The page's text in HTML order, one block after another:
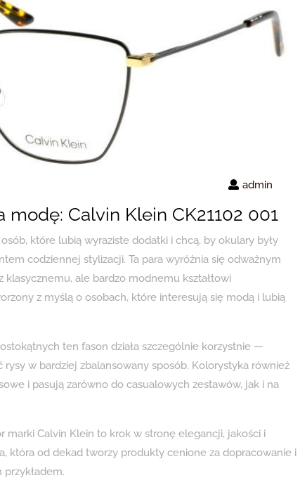
admin
Calvin Klein CK21102 001
które lubią wyraziste dodatki i chcą, by okulary były
codziennej stylizacji. Ta para wyróżnia się odważnym
ale bardzo modnemu kształtowi
z myślą o osobach, które interesują się modą i lubią
ten fason działa szczególnie korzystnie —
w bardziej zbalansowany sposób. Kolorystyka również
i pasują zarówno do casualowych zestawów, jak i na
marki Calvin Klein to krok w stronę elegancji, jakości i
która od dekad tworzy produkty cenione za dopracowanie i